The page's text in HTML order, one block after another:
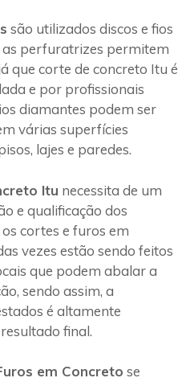
são utilizados discos e fios
perfuratrizes permitem
que corte de concreto Itu é
e por profissionais
diamantes podem ser
várias superfícies
lajes e paredes.
Itu necessita de um
e qualificação dos
cortes e furos em
vezes estão sendo feitos
que podem abalar a
sendo assim, a
é altamente
final.
em Concreto se